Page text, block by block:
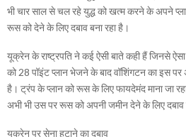
भी चार साल से चल रहे युद्ध को खत्म करने के अपने
रूस को देने के लिए दबाव बना रहा है।
यूक्रेन के राष्ट्रपति ने कई ऐसी बाते कही हैं जिनसे
को 28 पॉइंट प्लान भेजने के बाद वॉशिंगटन का इस
है। ट्रंप के प्लान को रूस के लिए फायदेमंद माना जा
अभी भी उस पर रूस को अपनी जमीन देने के लिए दबाव
यूक्रेन पर सेना हटाने का दबाव